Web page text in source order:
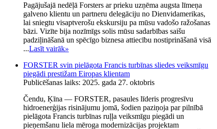
Pagājušajā nedēļā Forsters ar prieku uzņēma augsta līmeņa
galveno klientu un partneru delegāciju no Dienvidamerikas,
lai sniegtu visaptverošu ekskursiju pa mūsu vadošo ražošanas
bāzi. Vizīte bija nozīmīgs solis mūsu sadarbības saišu
padziļināšanā un spēcīgo biznesa attiecību nostiprināšanā visā
...Lasīt vairāk»
FORSTER svin pielāgota Francis turbīnas sliedes veiksmīgu
piegādi prestižam Eiropas klientam
Publicēšanas laiks: 2025. gada 27. oktobris
Čendu, Ķīna — FORSTER, pasaules līderis progresīvu
hidroenerģijas risinājumu jomā, šodien paziņoja par pilnībā
pielāgota Francis turbīnas ruļļa veiksmīgu piegādi un
pieņemšanu liela mēroga modernizācijas projektam